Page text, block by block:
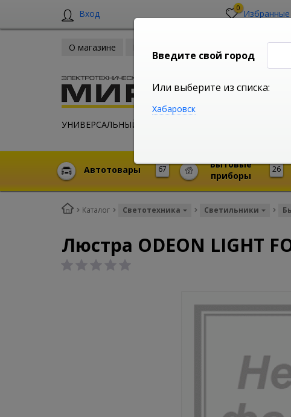
Вход 0
О магазине
УНИВЕРСАЛЬНЫЙ ИНТЕРНЕТ МАГАЗИН
67
Автотовары 26
Бытовые
приборы
Каталог Светотехника Светильники
Люстра ODEON LIGHT
Введите свой город
Или выберите из списка:
Хабаровск